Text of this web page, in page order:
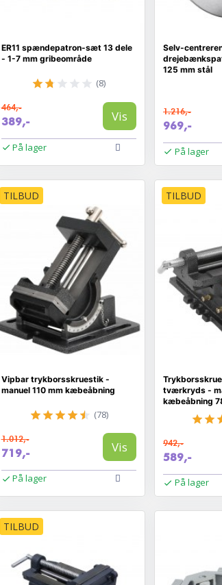
ER11 spændepatron-sæt 13 dele
- 1-7 mm gribeområde
(8)
464,-
389,- Vis
På lager
Selv-
125 mm stål
1.216,-
969,-
På lager
TILBUD
Vipbar trykborsskruestik -
manuel 110 mm kæbeåbning
(78)
1.012,-
719,- Vis
På lager
TILBUD
tværkryds -
kæbeåbning
942,-
589,-
På lager
TILBUD